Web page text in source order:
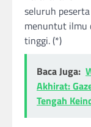
seluruh
menuntut ilmu
tinggi. (*)
Baca Juga:
Akhirat:
Tengah